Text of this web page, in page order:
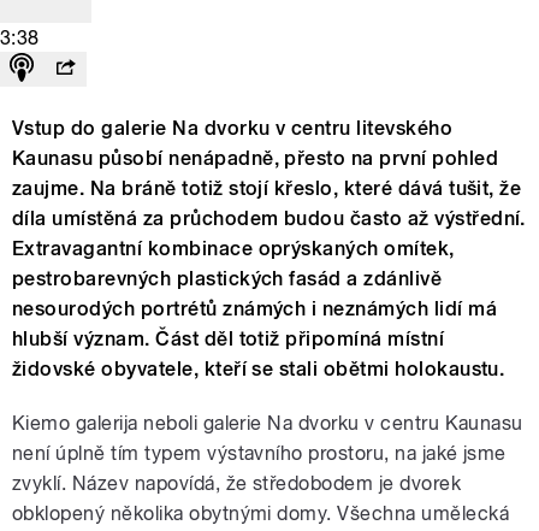
3:38
Vstup do galerie Na dvorku v centru litevského
Kaunasu působí nenápadně, přesto na první pohled
zaujme. Na bráně totiž stojí křeslo, které dává tušit, že
díla umístěná za průchodem budou často až výstřední.
Extravagantní kombinace oprýskaných omítek,
pestrobarevných plastických fasád a zdánlivě
nesourodých portrétů známých i neznámých lidí má
hlubší význam. Část děl totiž připomíná místní
židovské obyvatele, kteří se stali obětmi holokaustu.
Kiemo galerija neboli galerie Na dvorku v centru Kaunasu
není úplně tím typem výstavního prostoru, na jaké jsme
zvyklí. Název napovídá, že středobodem je dvorek
obklopený několika obytnými domy. Všechna umělecká